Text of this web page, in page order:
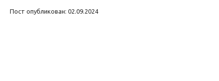
Пост опубликован: 02.09.2024